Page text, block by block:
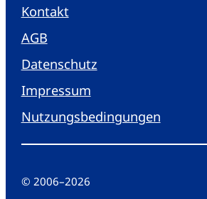
Kontakt
AGB
Datenschutz
Impressum
Nutzungsbedingungen
© 2006–2026